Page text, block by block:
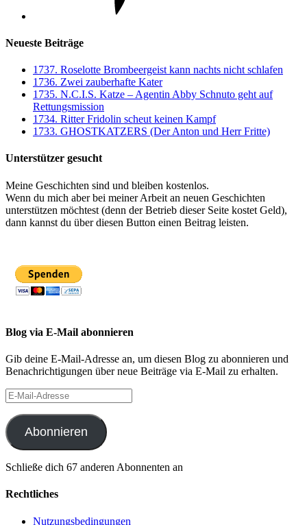
Neueste Beiträge
1737. Roselotte Brombeergeist kann nachts nicht schlafen
1736. Zwei zauberhafte Kater
1735. N.C.I.S. Katze – Agentin Abby Schnuto geht auf
Rettungsmission
1734. Ritter Fridolin scheut keinen Kampf
1733. GHOSTKATZERS (Der Anton und Herr Fritte)
Unterstützer gesucht
Meine Geschichten sind und bleiben kostenlos.
Wenn du mich aber bei meiner Arbeit an neuen Geschichten
unterstützen möchtest (denn der Betrieb dieser Seite kostet Geld),
dann kannst du über diesen Button einen Beitrag leisten.
Blog via E-Mail abonnieren
Gib deine E-Mail-Adresse an, um diesen Blog zu abonnieren und
Benachrichtigungen über neue Beiträge via E-Mail zu erhalten.
E-
Mail-
Adresse
Abonnieren
Schließe dich 67 anderen Abonnenten an
Rechtliches
Nutzungsbedingungen